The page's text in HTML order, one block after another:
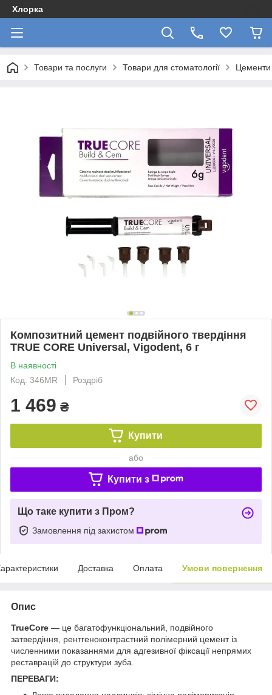
Хлорка
Товари та послуги Товари для стоматології Цементи
Композитний цемент подвійного твердіння
TRUE CORE Universal, Vigodent, 6 г
В наявності
Код: 346MR
Роздріб
1 469 ₴
Купити
або
Купити з
Що таке купити з Пром?
Замовлення під захистом
Доставка Оплата Умови повернення
Опис
TrueCore — це багатофункціональний, подвійного
затвердіння, рентгеноконтрастний полімерний цемент із
численними показаннями для адгезивної фіксації непрямих
реставрацій до структури зуба.
ПЕРЕВАГИ: